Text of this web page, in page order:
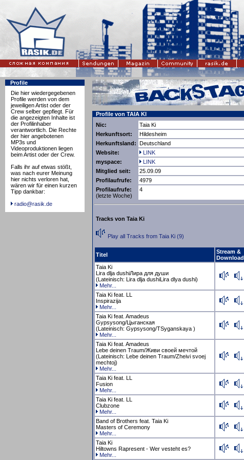
Profile
Die hier wiedergegebenen
Profile werden von dem
jeweiligen Artist oder der
Crew selber gepflegt. Für
die angezeigten Inhalte ist
der Profilinhaber
verantwortlich. Die Rechte
der hier angebotenen
MP3s und
Videoproduktionen liegen
beim Artist oder der Crew.
Falls ihr auf etwas stößt,
was nach eurer Meinung
hier nichts verloren hat,
wären wir für einen kurzen
Tipp dankbar:
radio@rasik.de
Profile von TAIA KI
Nic:
Taia Ki
Herkunftsort:
Hildesheim
Herkunftsland: Deutschland
Website:
LINK
myspace:
LINK
Mitglied seit:
25.09.09
Profilaufrufe:
4979
Profilaufrufe:
(letzte Woche)
4
Tracks von Taia Ki
Play all Tracks from Taia Ki (9)
Titel
Stream &
Download
Taia Ki
Lira dlja dushiЛира для души
(Lateinisch: Lira dlja dushiLira dlya dushi)
Mehr...
Taia Ki feat. LL
Inspirazija
Mehr...
Taia Ki feat. Amadeus
Gypsysong/Цыганская
(Lateinisch: Gypsysong/TSyganskaya )
Mehr...
Taia Ki feat. Amadeus
Lebe deinen Traum/Живи своей мечтой
(Lateinisch: Lebe deinen Traum/Zheivi svoej
mechtoj)
Mehr...
Taia Ki feat. LL
Fusion
Mehr...
Taia Ki feat. LL
Clubzone
Mehr...
Band of Brothers feat. Taia Ki
Masters of Ceremony
Mehr...
Taia Ki
Hiltowns Rapresent - Wer vesteht es?
Mehr...